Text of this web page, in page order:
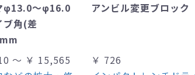
φ13.0～φ16.0
角(差
～ ￥ 15,565
アンビル変更ブロック
￥ 726